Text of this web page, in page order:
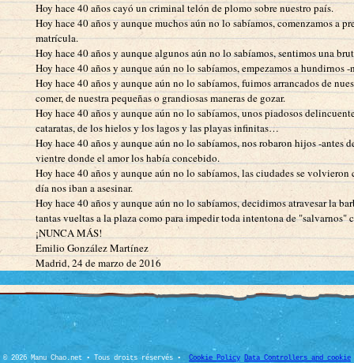
Hoy hace 40 años cayó un criminal telón de plomo sobre nuestro país.
Hoy hace 40 años y aunque muchos aún no lo sabíamos, comenzamos
matrícula.
Hoy hace 40 años y aunque algunos aún no lo sabíamos, sentimos una
Hoy hace 40 años y aunque aún no lo sabíamos, empezamos a hundirnos
Hoy hace 40 años y aunque aún no lo sabíamos, fuimos arrancados de
comer, de nuestra pequeñas o grandiosas maneras de gozar.
Hoy hace 40 años y aunque aún no lo sabíamos, unos piadosos
cataratas, de los hielos y los lagos y las playas infinitas…
Hoy hace 40 años y aunque aún no lo sabíamos, nos robaron hijos -
vientre donde el amor los había concebido.
Hoy hace 40 años y aunque aún no lo sabíamos, las ciudades se
día nos iban a asesinar.
Hoy hace 40 años y aunque aún no lo sabíamos, decidimos atravesar la
tantas vueltas a la plaza como para impedir toda intentona de "salvarnos"
¡NUNCA MÁS!
Emilio González Martínez
Madrid, 24 de marzo de 2016
© 2026 Manu Chao.net • Tous droits réservés • Cookie Policy Data Controllers and cookie